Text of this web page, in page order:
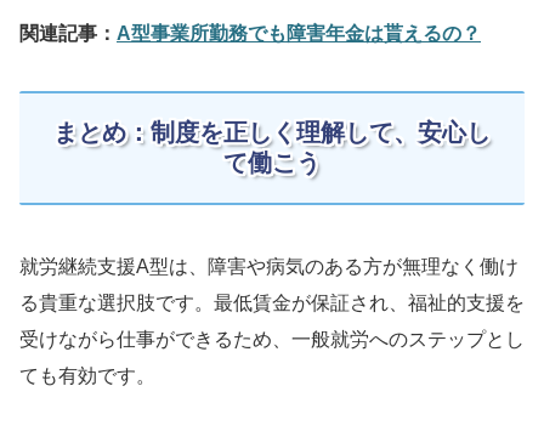
関連記事： A型事業所勤務でも障害年金は貰えるの？
まとめ：制度を正しく理解して、安心し
て働こう
就労継続支援A型は、障害や病気のある方が無理なく働け
る貴重な選択肢です。最低賃金が保証され、福祉的支援を
受けながら仕事ができるため、一般就労へのステップとし
ても有効です。